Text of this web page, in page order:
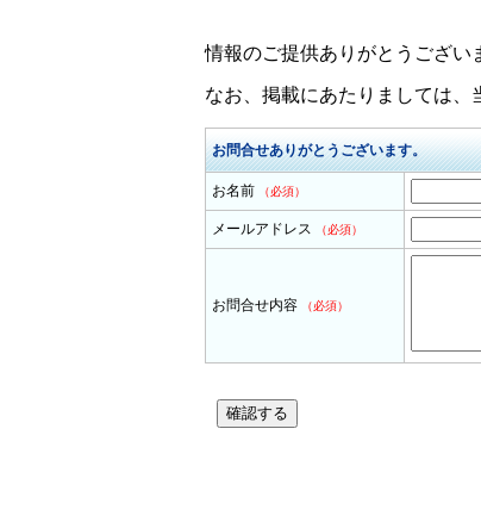
情報のご提供ありがとうござい
なお、掲載にあたりましては、